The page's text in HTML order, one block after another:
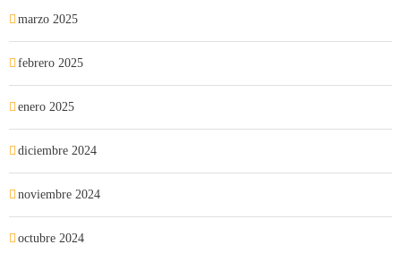
marzo 2025
febrero 2025
enero 2025
diciembre 2024
noviembre 2024
octubre 2024